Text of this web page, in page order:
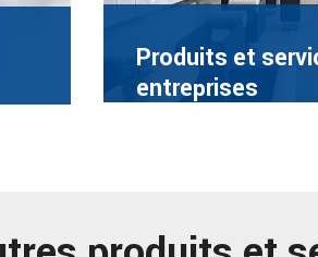
Produits et
entreprises